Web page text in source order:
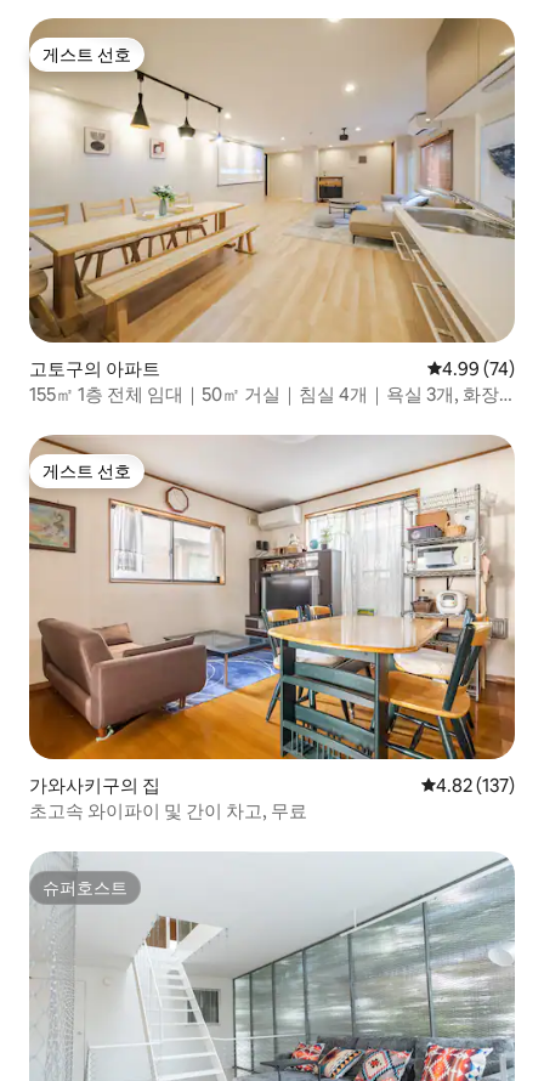
게스트 선호
게스트 선호
고토구의 아파트 평점 4.99점(5
4.99 (74)
155㎡ 1층 전체 임대｜50㎡ 거실｜침실 4개｜욕실 3개, 화장
게스트 선호
게스트 선호
가와사키구의 집 평점 4.82점(5
4.82 (137)
초고속 와이파이 및 간이 차고, 무료
슈퍼호스트
슈퍼호스트